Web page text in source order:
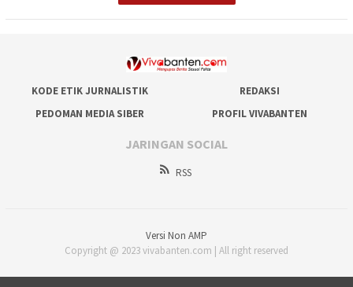
KODE ETIK JURNALISTIK
REDAKSI
PEDOMAN MEDIA SIBER
PROFIL VIVABANTEN
JARINGAN SOCIAL
RSS
Versi Non AMP
Copyright @ 2023 vivabanten.com | All right reserved